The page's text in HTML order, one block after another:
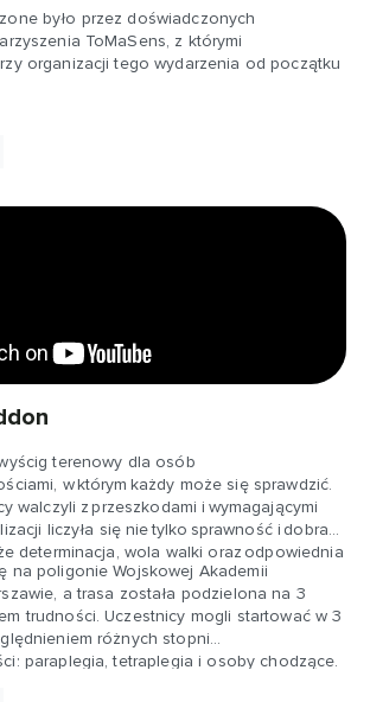
było przez doświadczonych
ToMaSens, z którymi
organizacji tego wydarzenia od początku
terenowy dla osób
w którym każdy może się sprawdzić.
walczyli z przeszkodami i wymagającymi
liczyła się nie tylko sprawność i dobra
determinacja, wola walki oraz odpowiednia
na poligonie Wojskowej Akademii
a trasa została podzielona na 3
trudności. Uczestnicy mogli startować w 3
różnych stopni
paraplegia, tetraplegia i osoby chodzące.